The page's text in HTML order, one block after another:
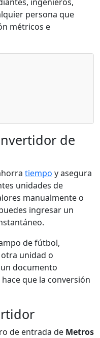
persona que
métricos e
de
tiempo y asegura
unidades de
manualmente o
ingresar un
de fútbol,
unidad o
documento
que la conversión
de entrada de Metros